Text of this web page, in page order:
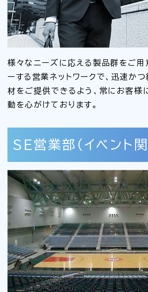
様々なニーズに応える製品群をご用
ーする営業ネットワークで、迅速か
材をご提供できるよう、常にお客様
動を心がけております。
SE営業部（イベント関